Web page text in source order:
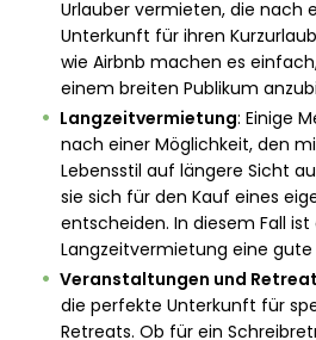
Urlauber vermieten, die nach
Unterkunft für ihren
wie Airbnb machen es
einem breiten Publikum
Langzeitvermietung: Einige
nach einer Möglichkeit, den
Lebensstil auf längere Sicht
sie sich für den Kauf eines
entscheiden. In diesem Fall ist
Langzeitvermietung eine gute
Veranstaltungen und
die perfekte Unterkunft für
Retreats. Ob für ein